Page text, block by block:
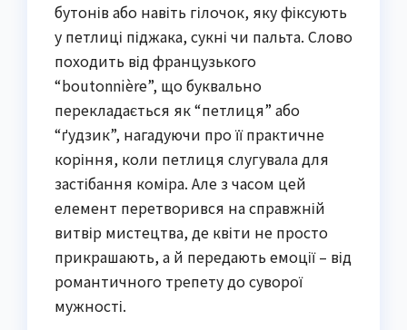
бутонів або навіть гілочок, яку фіксують
у петлиці піджака, сукні чи пальта. Слово
походить від французького
“boutonnière”, що буквально
перекладається як “петлиця” або
“ґудзик”, нагадуючи про її практичне
коріння, коли петлиця слугувала для
застібання коміра. Але з часом цей
елемент перетворився на справжній
витвір мистецтва, де квіти не просто
прикрашають, а й передають емоції – від
романтичного трепету до суворої
мужності.